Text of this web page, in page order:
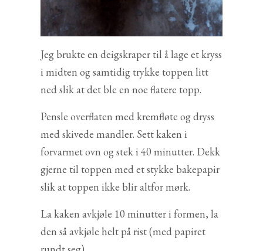
Jeg brukte en deigskraper til å lage et kryss
i midten og samtidig trykke toppen litt
ned slik at det ble en noe flatere topp.
Pensle overflaten med kremfløte og dryss
med skivede mandler. Sett kaken i
forvarmet ovn og stek i 40 minutter. Dekk
gjerne til toppen med et stykke bakepapir
slik at toppen ikke blir altfor mørk.
La kaken avkjøle 10 minutter i formen, la
den så avkjøle helt på rist (med papiret